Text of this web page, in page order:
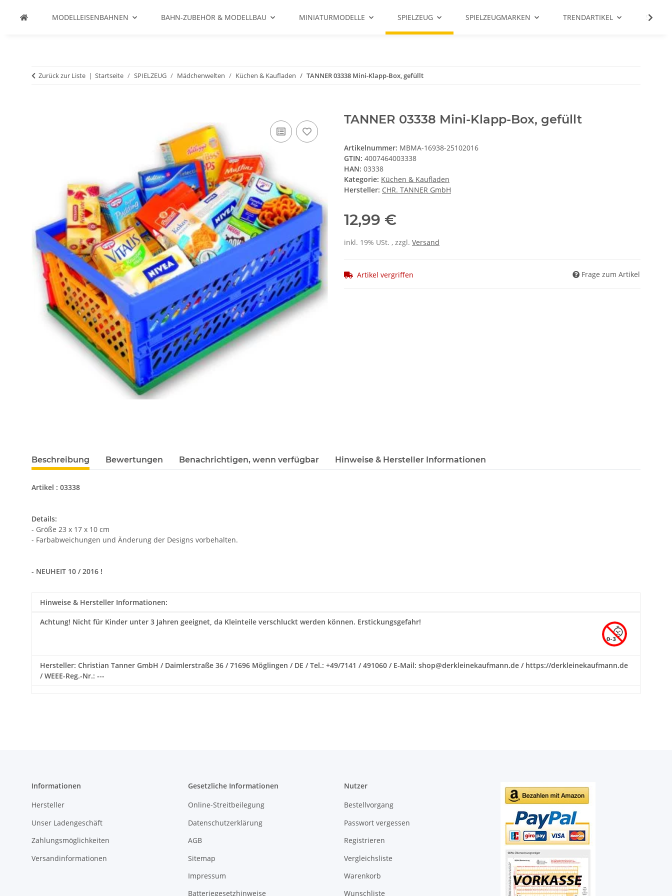
MODELLEISENBAHNEN BAHN-ZUBEHÖR & MODELLBAU MINIATURMODELLE SPIELZEUG SPIELZEUGMARKEN TRENDARTIKEL SALE %
Zurück zur Liste Startseite SPIELZEUG Mädchenwelten Küchen & Kaufladen TANNER 03338 Mini-Klapp-Box, gefüllt
TANNER 03338 Mini-Klapp-Box, gefüllt
Artikelnummer: MBMA-16938-25102016
GTIN: 4007464003338
HAN: 03338
Kategorie: Küchen & Kaufladen
Hersteller: CHR. TANNER GmbH
12,99 €
inkl. 19% USt. , zzgl. Versand
Artikel vergriffen Frage zum Artikel
Beschreibung Bewertungen Benachrichtigen, wenn verfügbar Hinweise & Hersteller Informationen
Artikel : 03338
Details:
- Größe 23 x 17 x 10 cm
- Farbabweichungen und Änderung der Designs vorbehalten.
- NEUHEIT 10 / 2016 !
Hinweise & Hersteller Informationen:
Achtung! Nicht für Kinder unter 3 Jahren geeignet, da Kleinteile verschluckt werden können. Erstickungsgefahr!
Hersteller: Christian Tanner GmbH / Daimlerstraße 36 / 71696 Möglingen / DE / Tel.: +49/7141 / 491060 / E-Mail: shop@derkleinekaufmann.de / https://derkleinekaufmann.de
/ WEEE-Reg.-Nr.: ---
Informationen
Hersteller
Unser Ladengeschäft
Zahlungsmöglichkeiten
Versandinformationen
Gesetzliche Informationen
Online-Streitbeilegung
Datenschutzerklärung
AGB
Sitemap
Impressum
Batteriegesetzhinweise
Nutzer
Bestellvorgang
Passwort vergessen
Registrieren
Vergleichsliste
Warenkorb
Wunschliste